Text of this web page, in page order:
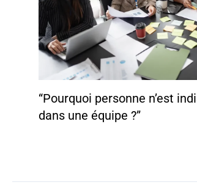
“Pourquoi personne n’est
dans une équipe ?”